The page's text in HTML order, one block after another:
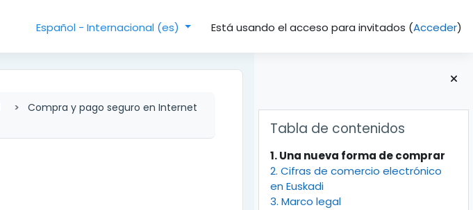
Español - Internacional ‎(es)‎ Está usando el acceso para invitados (Acceder)
Bloques
Tabla de contenidos
1. Una nueva forma de comprar
2. Cifras de comercio electrónico
en Euskadi
3. Marco legal
Compra y pago seguro en Internet